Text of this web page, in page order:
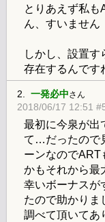
とりあえず私も
ん、すいません
しかし、設置
存在するんで
2. 一発必中さん
2018/06/17 12:51
最初に今泉が出
て…だったので
ーンなので
かもそれから最
幸いボーナスが
たので助かりま
調べて頂いてあ